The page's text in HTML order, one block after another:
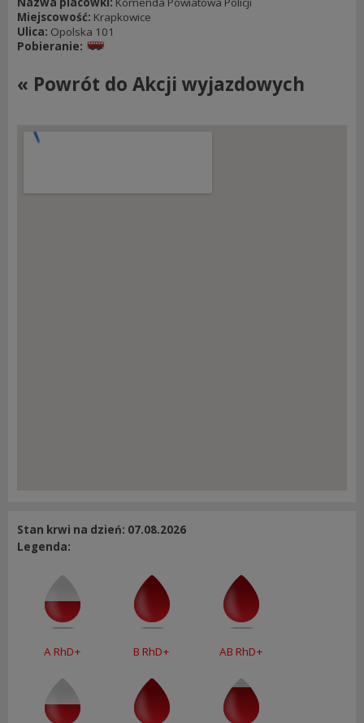
Miejscowość: Krapkowice
Ulica: Opolska 101
Pobieranie:
« Powrót do Akcji wyjazdowych
Stan krwi na dzień: 07.08.2026
Legenda:
A RhD+ B RhD+ AB RhD+